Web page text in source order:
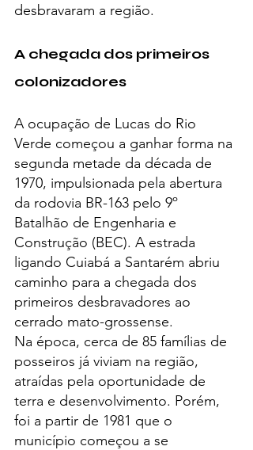
desbravaram a região.
A chegada dos primeiros
colonizadores
A ocupação de Lucas do Rio
Verde começou a ganhar forma na
segunda metade da década de
1970, impulsionada pela abertura
da rodovia BR-163 pelo 9º
Batalhão de Engenharia e
Construção (BEC). A estrada
ligando Cuiabá a Santarém abriu
caminho para a chegada dos
primeiros desbravadores ao
cerrado mato-grossense.
Na época, cerca de 85 famílias de
posseiros já viviam na região,
atraídas pela oportunidade de
terra e desenvolvimento. Porém,
foi a partir de 1981 que o
município começou a se